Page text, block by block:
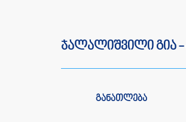
ჯალალიშვილი გია
განათლება